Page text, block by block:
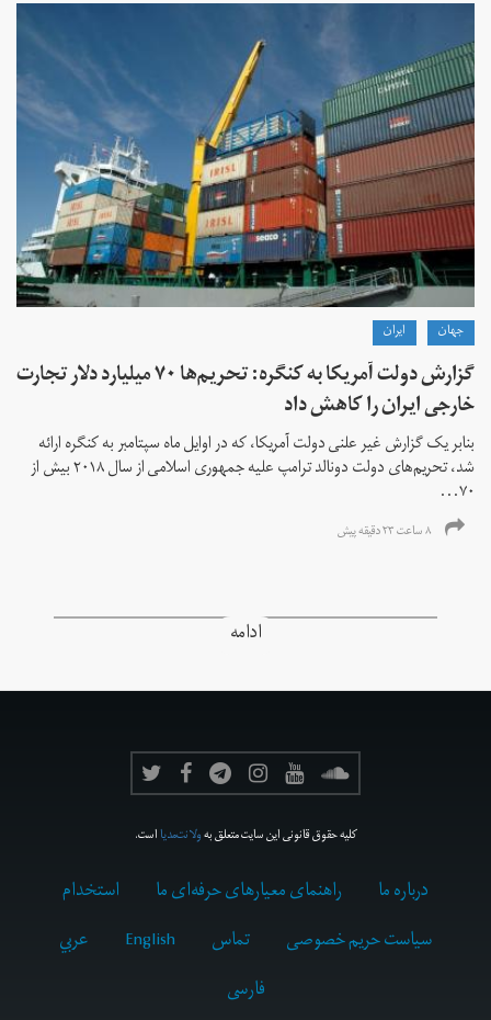
جهان ايران
گزارش دولت آمریکا به کنگره: تحریم‌ها ۷۰ میلیارد دلار تجارت
خارجی ایران را کاهش داد
بنابر یک گزارش غیر علنی دولت آمریکا، که در اوایل ماه سپتامبر به کنگره ارائه
شد، تحریم‌های دولت دونالد ترامپ علیه جمهوری اسلامی از سال ۲۰۱۸ بیش از
۷۰...
۸ ساعت ۲۳ دقیقه پیش
ادامه
کلیه حقوق قانونی این سایت متعلق بهولانت‌مدیااست.
درباره ما راهنمای معیارهای حرفه‌ای ما
استخدام
سیاست حریم خصوصی
تماس English
عربي
فارسى